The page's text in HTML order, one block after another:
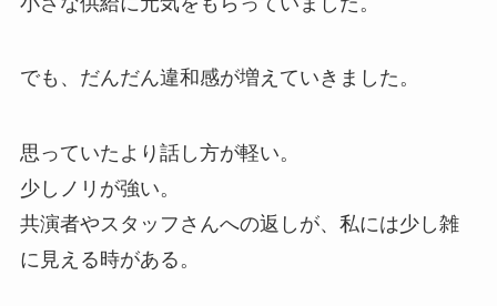
でも、だんだん違和感が増えていきました。
思っていたより話し方が軽い。
少しノリが強い。
共演者やスタッフさんへの返しが、私には少し雑
に見える時がある。